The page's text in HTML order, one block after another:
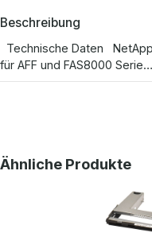
Beschreibung
Technische Daten
für AFF und FAS8000 Serie…
Produktgalerie überspringen
Ähnliche Produkte